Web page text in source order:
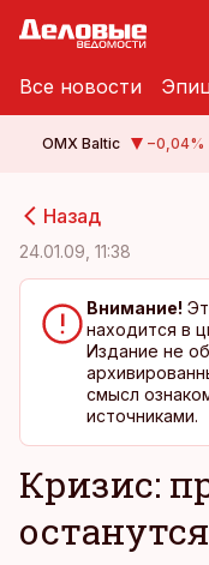
Все новости
OMX Baltic −0,04%
Назад
24.01.09, 11:38
Внимание!
находится в
Издание не
смысл
источниками.
Кризис: